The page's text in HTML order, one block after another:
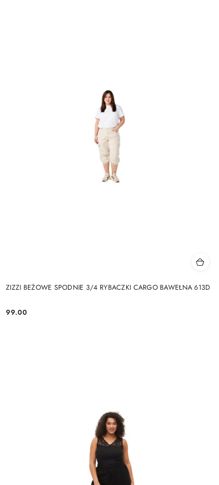
ZIZZI BEŻOWE SPODNIE 3/4 RYBACZKI CARGO BAWEŁNA 613D
Cena:
99.00